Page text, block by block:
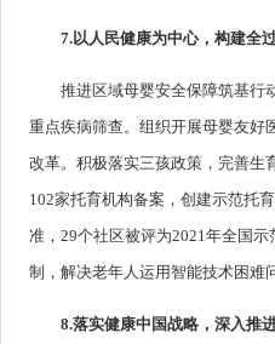
7.以人民健康为中心，构建全
推进区域母婴安全保障筑基行
重点疾病筛查。组织开展母婴友好
改革。积极落实三孩政策，完善生
102家托育机构备案，创建示范托
准，29个社区被评为2021年全国
制，解决老年人运用智能技术困难
8.落实健康中国战略，深入推